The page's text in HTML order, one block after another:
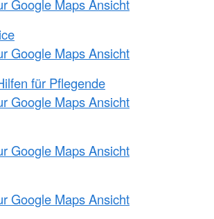
Google Maps Ansicht
Google Maps Ansicht
für Pflegende
Google Maps Ansicht
Google Maps Ansicht
Google Maps Ansicht